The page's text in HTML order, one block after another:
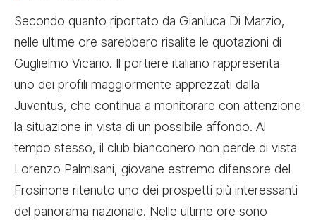
Secondo quanto riportato da Gianluca Di Marzio,
nelle ultime ore sarebbero risalite le quotazioni di
Guglielmo Vicario. Il portiere italiano rappresenta
uno dei profili maggiormente apprezzati dalla
Juventus, che continua a monitorare con attenzione
la situazione in vista di un possibile affondo. Al
tempo stesso, il club bianconero non perde di vista
Lorenzo Palmisani, giovane estremo difensore del
Frosinone ritenuto uno dei prospetti più interessanti
del panorama nazionale. Nelle ultime ore sono